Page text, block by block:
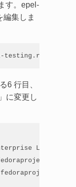
す。epel-
編集しま
6 行目、
に変更し
Linux 5 -